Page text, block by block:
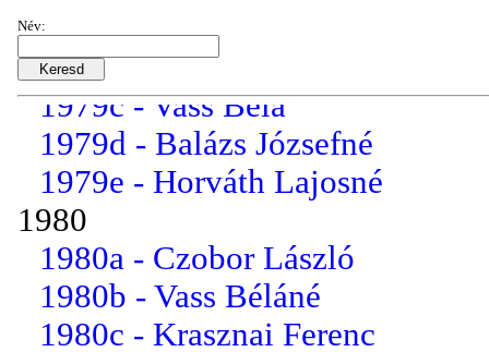
Név:1979a - Kopik István
1979b - Bakó Erzsébet
1979c - Vass Béla
1979d - Balázs Józsefné
1979e - Horváth Lajosné
1980
1980a - Czobor László
1980b - Vass Béláné
1980c - Krasznai Ferenc